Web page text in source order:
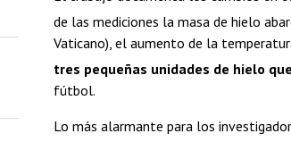
de las mediciones la masa de hielo
Vaticano), el aumento de la
tres pequeñas unidades de hielo
fútbol.
Lo más alarmante para los